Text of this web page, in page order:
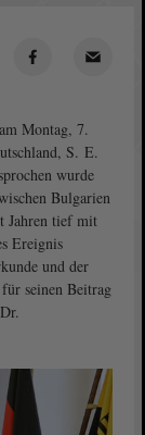
Montag, 7.
S. E.
wurde
Bulgarien
Jahren tief mit
Ereignis
und der
seinen Beitrag